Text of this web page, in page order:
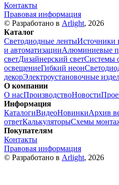
Контакты
Правовая информация
© Разработано в Arlight, 2026
Каталог
Светодиодные лентыИсточники
и автоматизацииАлюминиевые
светДизайнерский светСистемы
освещениеГибкий неон
декорЭлектроустановочные
О компании
О насПроизводствоНовости
Информация
КаталогиВидеоНовинкиАрхив
ответКалькуляторыСхемы
Покупателям
Контакты
Правовая информация
© Разработано в Arlight, 2026